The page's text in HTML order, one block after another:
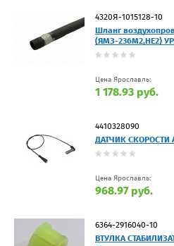
4320Я-1015128-10
Шланг
(ЯМЗ-236М2,НЕ2)
Цена Ярославль:
1 178.93 руб.
4410328090
ДАТЧИК СКОРОСТИ
Цена Ярославль:
968.97 руб.
6364-2916040-10
ВТУЛКА